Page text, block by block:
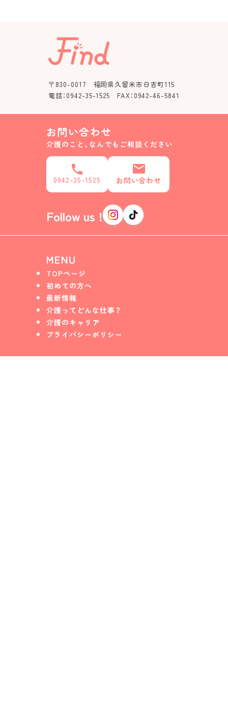
〒830-0017 福岡県久留米市日吉町115
電話：0942-35-1525 FAX：0942-46-5841
MENU
TOPページ
初めての方へ
最新情報
介護ってどんな仕事？
介護のキャリア
プライバシーポリシー
お問い合わせ
介護のこと、なんでもご相談ください
0942-35-1525 お問い合わせ
Follow us !